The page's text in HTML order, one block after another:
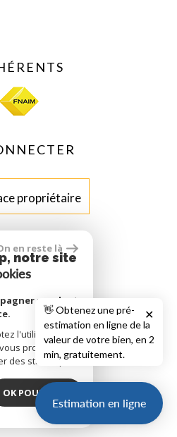
propriétaire
réalisé par
| Traduction powered by Google
Nos honoraires
Admin
Politique RGPD
multi-supports,
à tous les types d'écrans.
en reste là
notre site
pendant
l'utilisation des
proposer des
des statistiques !
OK POUR MOI !
Estimation en ligne
👋 Obtenez une pré-
estimation en ligne de la
valeur de votre bien, en 2
min, gratuitement.
✕